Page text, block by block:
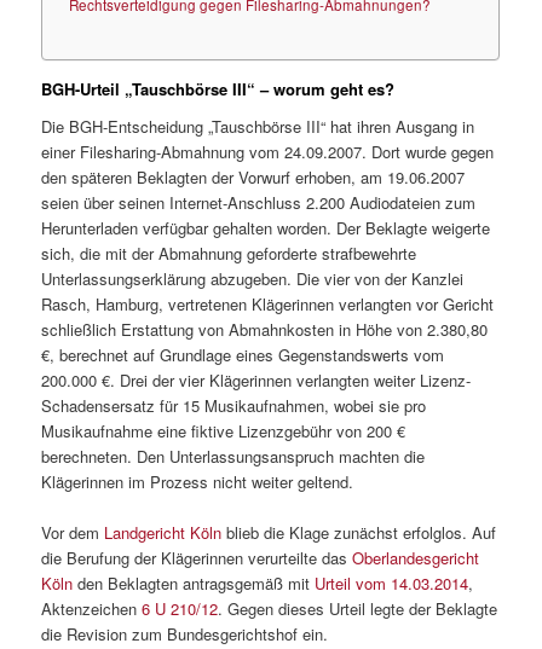
Rechtsverteidigung gegen Filesharing-Abmahnungen?
BGH-Urteil „Tauschbörse III“ – worum geht es?
Die BGH-Entscheidung „Tauschbörse III“ hat ihren Ausgang in
einer Filesharing-Abmahnung vom 24.09.2007. Dort wurde gegen
den späteren Beklagten der Vorwurf erhoben, am 19.06.2007
seien über seinen Internet-Anschluss 2.200 Audiodateien zum
Herunterladen verfügbar gehalten worden. Der Beklagte weigerte
sich, die mit der Abmahnung geforderte strafbewehrte
Unterlassungserklärung abzugeben. Die vier von der Kanzlei
Rasch, Hamburg, vertretenen Klägerinnen verlangten vor Gericht
schließlich Erstattung von Abmahnkosten in Höhe von 2.380,80
€, berechnet auf Grundlage eines Gegenstandswerts vom
200.000 €. Drei der vier Klägerinnen verlangten weiter Lizenz-
Schadensersatz für 15 Musikaufnahmen, wobei sie pro
Musikaufnahme eine fiktive Lizenzgebühr von 200 €
berechneten. Den Unterlassungsanspruch machten die
Klägerinnen im Prozess nicht weiter geltend.
Vor dem Landgericht Köln blieb die Klage zunächst erfolglos. Auf
die Berufung der Klägerinnen verurteilte dasOberlandesgericht
Köln den Beklagten antragsgemäß mit Urteil vom 14.03.2014,
Aktenzeichen6 U 210/12. Gegen dieses Urteil legte der Beklagte
die Revision zum Bundesgerichtshof ein.